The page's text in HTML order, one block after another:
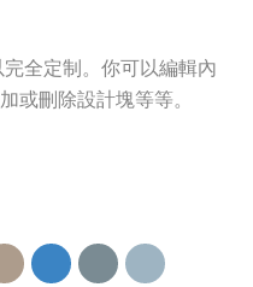
全定制。你可以編輯內
或刪除設計塊等等。